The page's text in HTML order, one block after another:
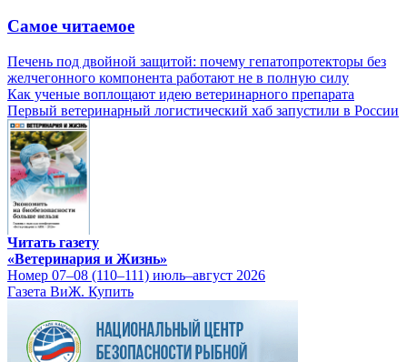
Самое читаемое
Печень под двойной защитой: почему гепатопротекторы без
желчегонного компонента работают не в полную силу
Как ученые воплощают идею ветеринарного препарата
Первый ветеринарный логистический хаб запустили в России
Читать газету
«Ветеринария и Жизнь»
Номер 07–08 (110–111) июль–август 2026
Газета ВиЖ. Купить